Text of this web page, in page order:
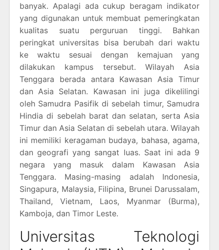
banyak. Apalagi ada cukup beragam indikator
yang digunakan untuk membuat pemeringkatan
kualitas suatu perguruan tinggi. Bahkan
peringkat universitas bisa berubah dari waktu
ke waktu sesuai dengan kemajuan yang
dilakukan kampus tersebut. Wilayah Asia
Tenggara berada antara Kawasan Asia Timur
dan Asia Selatan. Kawasan ini juga dikelilingi
oleh Samudra Pasifik di sebelah timur, Samudra
Hindia di sebelah barat dan selatan, serta Asia
Timur dan Asia Selatan di sebelah utara. Wilayah
ini memiliki keragaman budaya, bahasa, agama,
dan geografi yang sangat luas. Saat ini ada 9
negara yang masuk dalam Kawasan Asia
Tenggara. Masing-masing adalah Indonesia,
Singapura, Malaysia, Filipina, Brunei Darussalam,
Thailand, Vietnam, Laos, Myanmar (Burma),
Kamboja, dan Timor Leste.
Universitas Teknologi